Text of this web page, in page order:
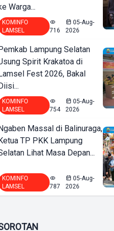
Warga...
KOMINFO
LAMSEL
716
05-Aug-
2026
Lampung Selatan
Spirit Krakatoa di
Fest 2026, Bakal
KOMINFO
LAMSEL
754
05-Aug-
2026
Massal di Balinuraga,
TP PKK Lampung
Lihat Masa Depan...
KOMINFO
LAMSEL
787
05-Aug-
2026